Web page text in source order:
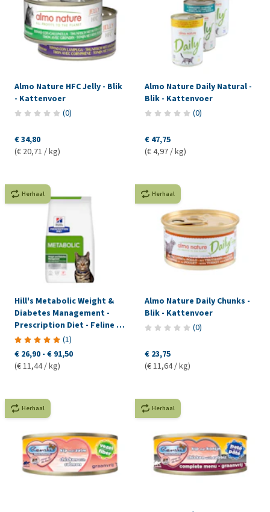
Almo Nature HFC Jelly - Blik
- Kattenvoer
(0)
€ 34,80
(€ 20,71 / kg)
Almo Nature Daily Natural -
Blik - Kattenvoer
(0)
€ 47,75
(€ 4,97 / kg)
Herhaal
Hill's Metabolic Weight &
Diabetes Management -
Prescription Diet - Feline -
Zalm
(1)
€ 26,90 - € 91,50
(€ 11,44 / kg)
Herhaal
Almo Nature Daily Chunks -
Blik - Kattenvoer
(0)
€ 23,75
(€ 11,64 / kg)
Herhaal Herhaal